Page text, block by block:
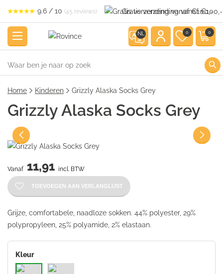
9.6 / 10 (45 reviews) Gratis verzending vanaf €100,-
NL 0 0
Home Kinderen Grizzly Alaska Socks Grey
Grizzly Alaska Socks Grey
Vanaf 11,91 incl. BTW
TOEVOEGEN AAN VERLANGLIJST
Grijze, comfortabele, naadloze sokken. 44% polyester, 29%
polypropyleen, 25% polyamide, 2% elastaan.
Kleur